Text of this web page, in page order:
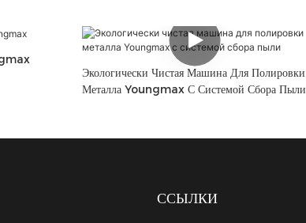
Экологически Чистая Машина Для Полировки
Металла Youngmax С Системой Сбора Пыли
ССЫЛКИ